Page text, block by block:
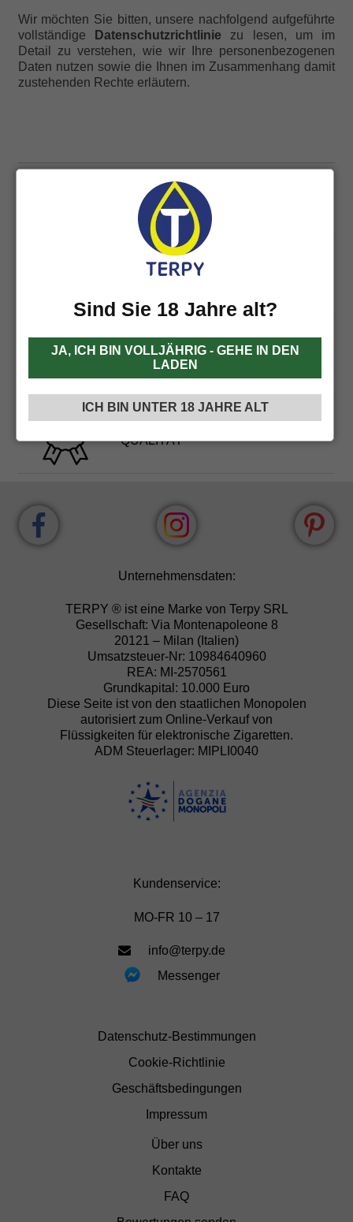
Wir möchten Sie bitten, unsere nachfolgend aufgeführte
vollständige
Datenschutzrichtlinie zu lesen, um im
Detail zu verstehen, wie wir Ihre personenbezogenen
Daten nutzen sowie die Ihnen im Zusammenhang damit
zustehenden Rechte erläutern.
KOSTENLOSER VERSAND
AB 60€
EXPRESS
NEUTRALER
VERSAND
QUALITÄT
Unternehmensdaten:
TERPY ® ist eine Marke von Terpy SRL
Gesellschaft: Via Montenapoleone 8
20121 – Milan (Italien)
Umsatzsteuer-Nr: 10984640960
REA: MI-2570561
Grundkapital: 10.000 Euro
Diese Seite ist von den staatlichen Monopolen
autorisiert zum Online-Verkauf von
Flüssigkeiten für elektronische Zigaretten.
ADM Steuerlager: MIPLI0040
Kundenservice:
MO-FR 10 – 17
info@terpy.de
Messenger
Datenschutz-Bestimmungen
Cookie-Richtlinie
Geschäftsbedingungen
Impressum
Über uns
Kontakte
FAQ
Sind Sie 18 Jahre alt?
JA, ICH BIN VOLLJÄHRIG - GEHE IN DEN
LADEN
ICH BIN UNTER 18 JAHRE ALT